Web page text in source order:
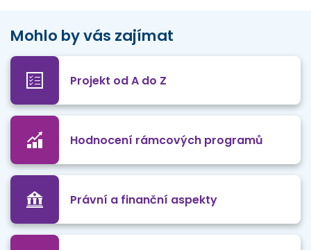
Mohlo by vás zajímat
Projekt od A do Z
Hodnocení rámcových programů
Právní a finanční aspekty